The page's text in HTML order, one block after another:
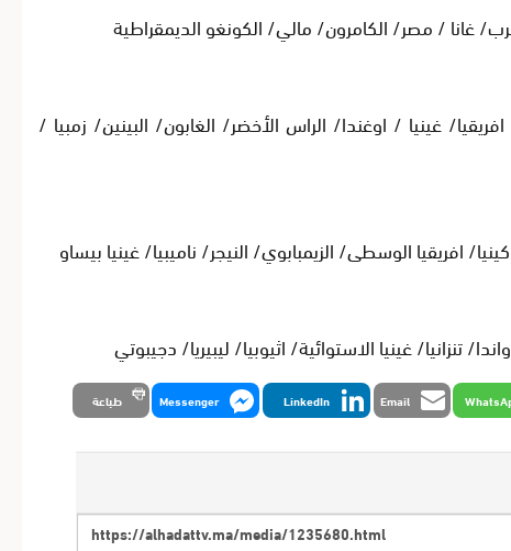
غانا / مصر/ الكامرون/ مالي/ الكونغو الديمقراطية
غينيا / اوغندا/ الراس الأخضر/ الغابون/ البينين/ زمبيا /
افريقيا الوسطى/ الزيمبابوي/ النيجر/ ناميبيا/ غينيا بيساو
غينيا الاستوائية/ اثيوبيا/ ليبيريا/ دجيبوتي
Email
LinkedIn
Messenger طباعة